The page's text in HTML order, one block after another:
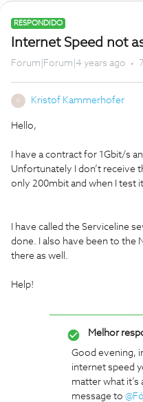
RESPONDIDO
Internet Speed not
Forum|Forum|4 years ago
Kristof Kammerhofer
Hello,
I have a contract for 1Gbit/s
Unfortunately I don’t receive
only 200mbit and when I test
I have called the Serviceline
done. I also have been to the
there as well.
Help!
Melhor
Good evening,
internet speed
matter what it’s
message to